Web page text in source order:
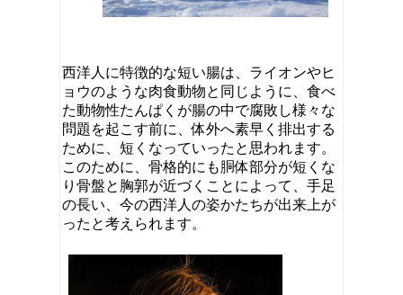
西洋人に特徴的な短い腸は、ライオンやヒ
ョウのような肉食動物と同じように、食べ
た動物性たんぱくが腸の中で腐敗し様々な
問題を起こす前に、体外へ素早く排出する
ために、短くなっていったと思われます。
このために、骨格的にも胴体部分が短くな
り骨盤と胸郭が近づくことによって、手足
の長い、今の西洋人の姿かたちが出来上が
ったと考えられます。